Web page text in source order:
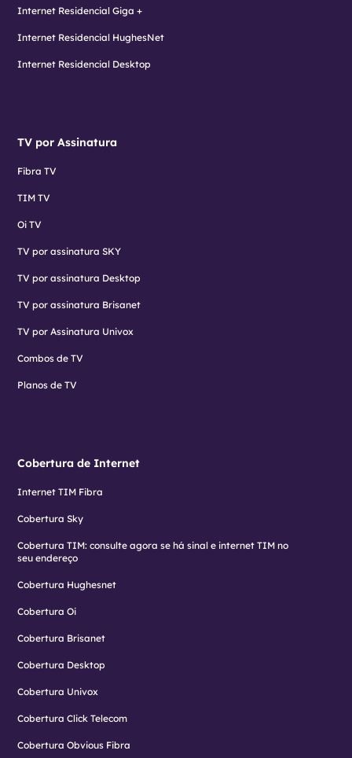
Internet Residencial Giga +
Internet Residencial HughesNet
Internet Residencial Desktop
TV por Assinatura
Fibra TV
TIM TV
Oi TV
TV por assinatura SKY
TV por assinatura Desktop
TV por assinatura Brisanet
TV por Assinatura Univox
Combos de TV
Planos de TV
Cobertura de Internet
Internet TIM Fibra
Cobertura Sky
Cobertura TIM: consulte agora se há sinal e internet TIM no
seu endereço
Cobertura Hughesnet
Cobertura Oi
Cobertura Brisanet
Cobertura Desktop
Cobertura Univox
Cobertura Click Telecom
Cobertura Obvious Fibra